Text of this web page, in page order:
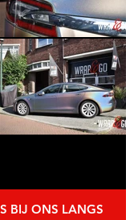
BIJ ONS LANGS